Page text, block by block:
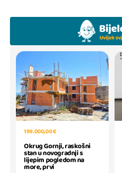
199.000,00 €
Okrug Gornji, raskošni
stan u novogradnji s
lijepim pogledom na
more, prvi